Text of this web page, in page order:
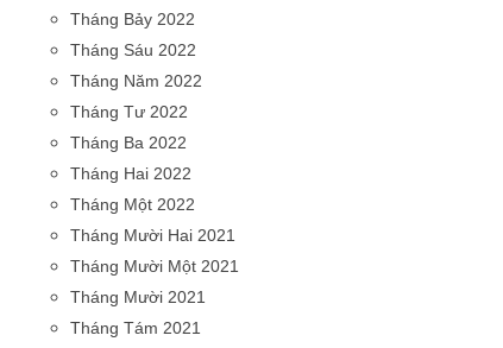
Tháng Bảy 2022
Tháng Sáu 2022
Tháng Năm 2022
Tháng Tư 2022
Tháng Ba 2022
Tháng Hai 2022
Tháng Một 2022
Tháng Mười Hai 2021
Tháng Mười Một 2021
Tháng Mười 2021
Tháng Tám 2021